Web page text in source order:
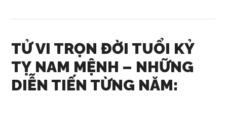
TỬ VI TRỌN ĐỜI TUỔI KỶ
TỴ NAM MỆNH – NHỮNG
DIỄN TIẾN TỪNG NĂM: